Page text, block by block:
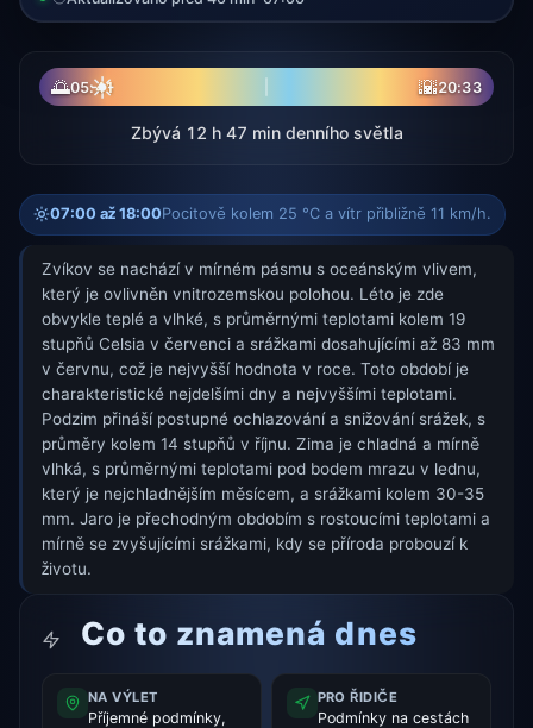
🌅05:41
☀ 🌇20:33
Zbývá 12 h 47 min denního světla
07:00 až 18:00Pocitově kolem 25 °C a vítr přibližně 11 km/h.
Zvíkov se nachází v mírném pásmu s oceánským vlivem,
který je ovlivněn vnitrozemskou polohou. Léto je zde
obvykle teplé a vlhké, s průměrnými teplotami kolem 19
stupňů Celsia v červenci a srážkami dosahujícími až 83 mm
v červnu, což je nejvyšší hodnota v roce. Toto období je
charakteristické nejdelšími dny a nejvyššími teplotami.
Podzim přináší postupné ochlazování a snižování srážek, s
průměry kolem 14 stupňů v říjnu. Zima je chladná a mírně
vlhká, s průměrnými teplotami pod bodem mrazu v lednu,
který je nejchladnějším měsícem, a srážkami kolem 30-35
mm. Jaro je přechodným obdobím s rostoucími teplotami a
mírně se zvyšujícími srážkami, kdy se příroda probouzí k
životu.
Co to znamená dnes
NA VÝLET
Příjemné podmínky,
PRO ŘIDIČE
Podmínky na cestách